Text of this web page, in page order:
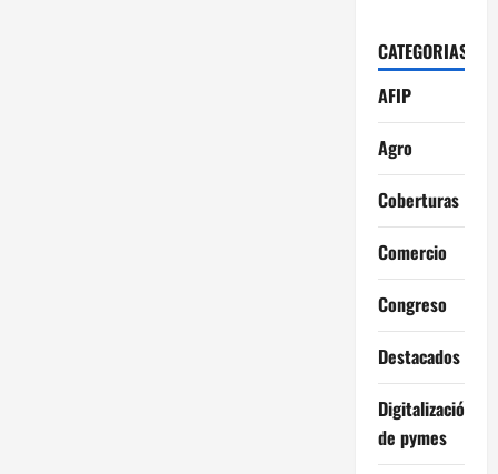
CATEGORIAS
AFIP
Agro
Coberturas
Comercio
Congreso
Destacados
Digitalización
de pymes